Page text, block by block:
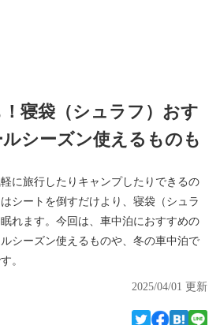
寝袋（シュラフ）おす
シーズン使えるものも
に旅行したりキャンプしたりできるの
シートを倒すだけより、寝袋（シュラ
れます。今回は、車中泊におすすめの
シーズン使えるものや、冬の車中泊で
。
2025/04/01 更新